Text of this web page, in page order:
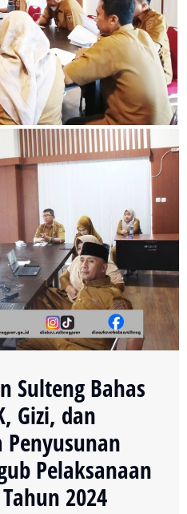
Sulteng Bahas
Gizi, dan
Pelaksanaan
2024